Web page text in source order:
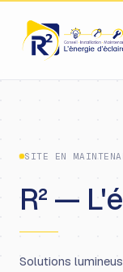
SITE EN
R² —
Solutions